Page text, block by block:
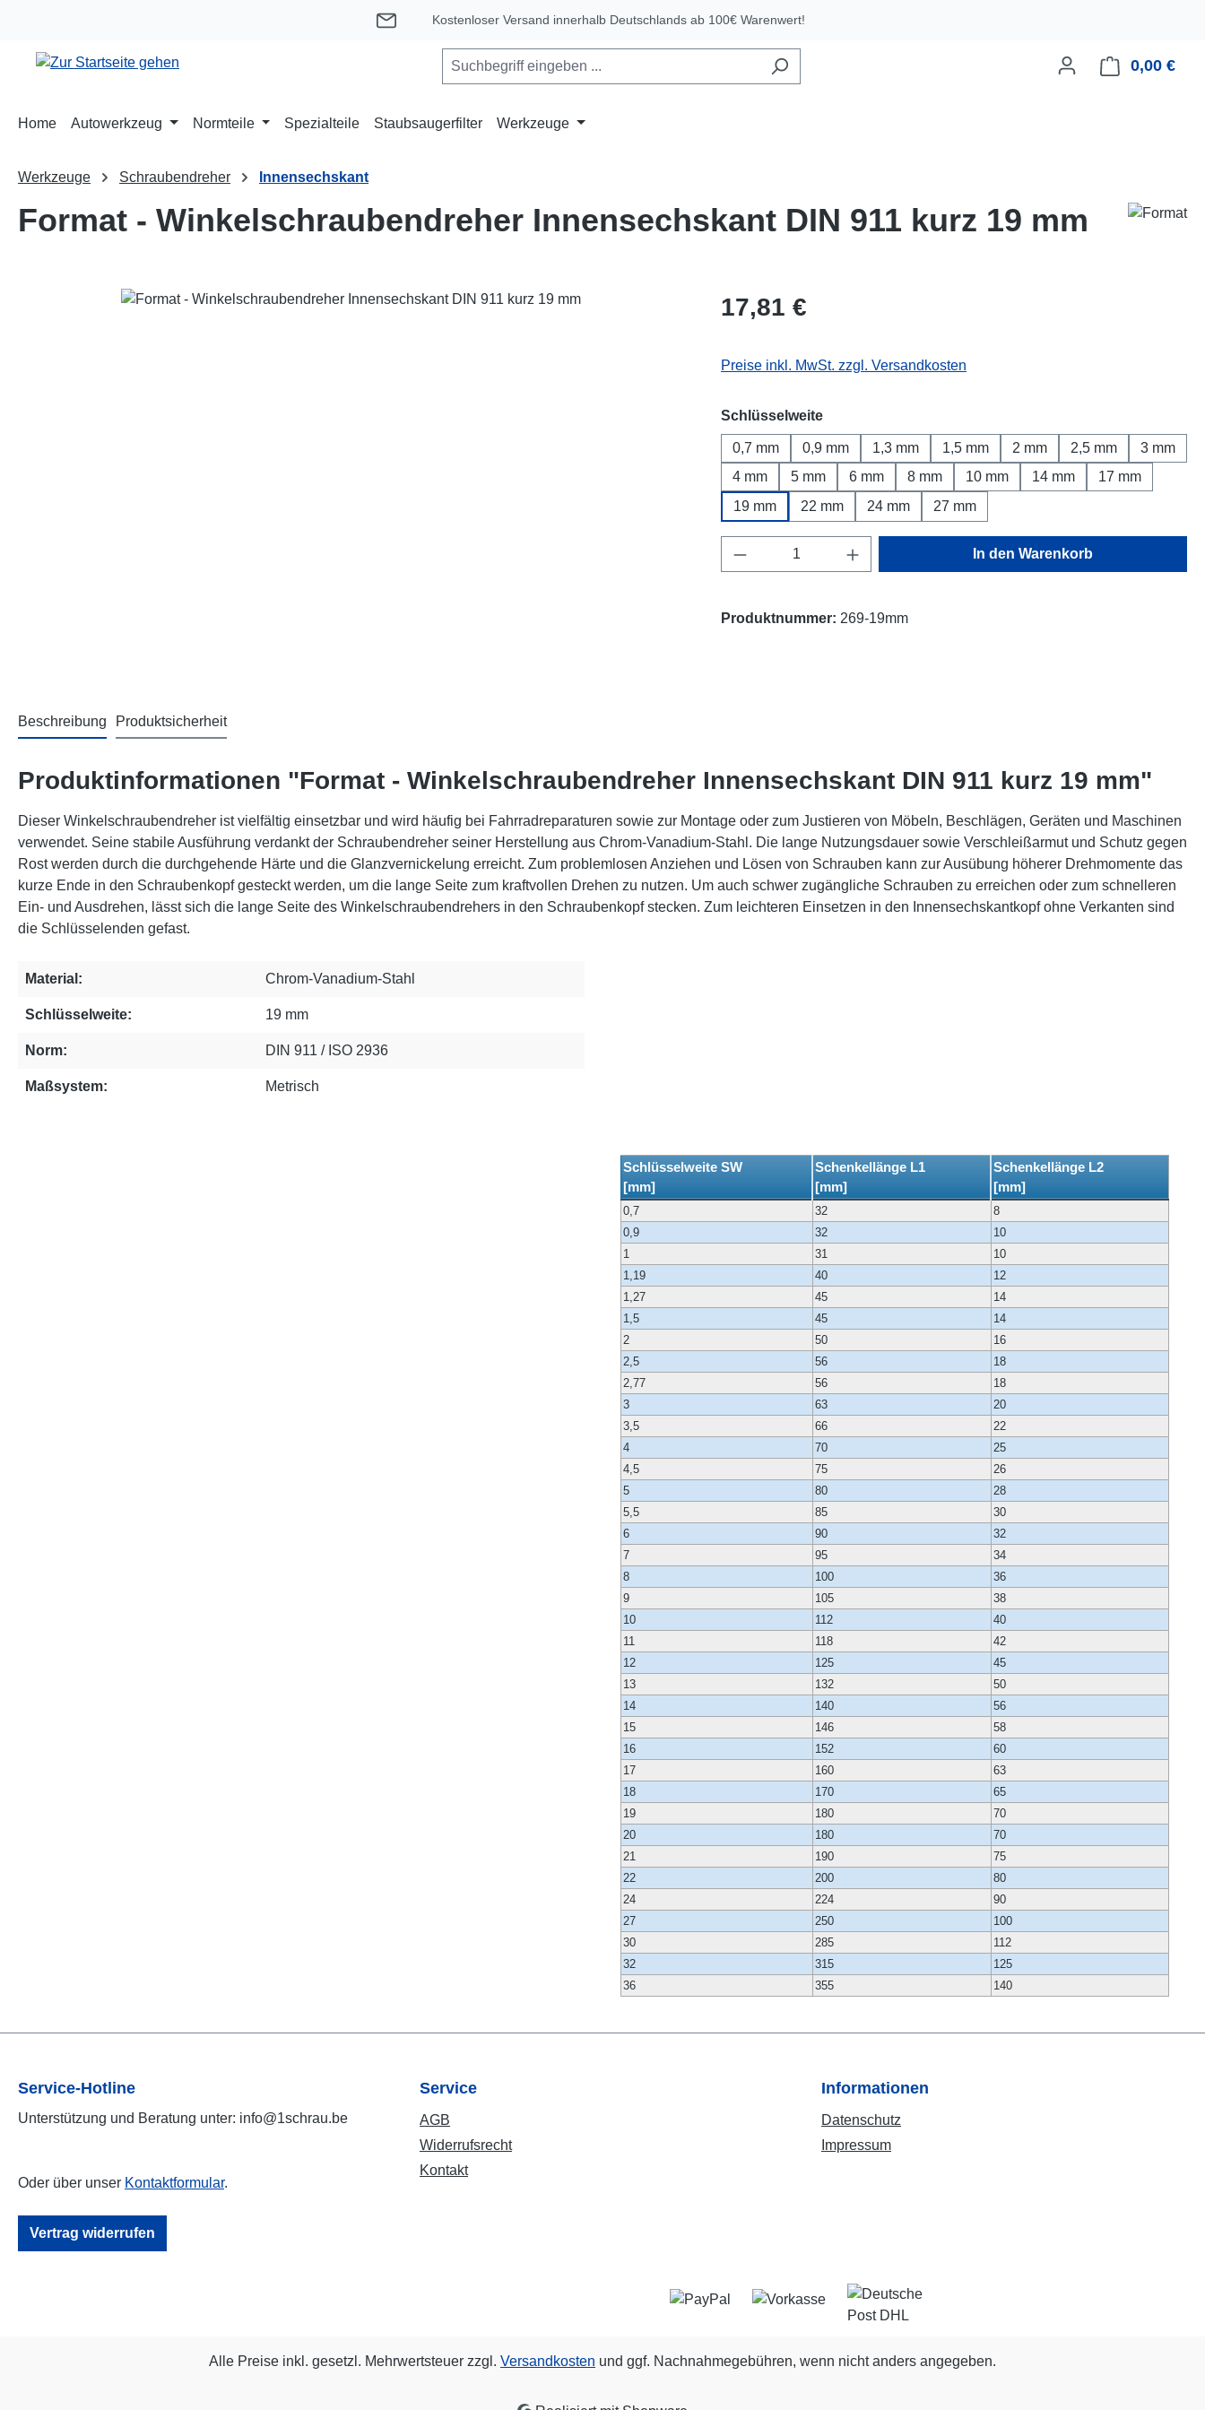
Kostenloser Versand innerhalb Deutschlands ab 100€ Warenwert!
0,00 €
Home Autowerkzeug Normteile Spezialteile Staubsaugerfilter Werkzeuge
Werkzeuge Schraubendreher Innensechskant
Format - Winkelschraubendreher Innensechskant DIN 911 kurz 19 mm
Bildergalerie überspringen Regulärer Preis:
17,81 €
Preise inkl. MwSt. zzgl. Versandkosten
Schlüsselweiteauswählen
0,7 mm 0,9 mm 1,3 mm 1,5 mm 2 mm 2,5 mm
3 mm
4 mm
5 mm 6 mm 8 mm 10 mm 14 mm
17 mm
19 mm
22 mm 24 mm 27 mm
Produkt Anzahl: Gib den gewünschten Wert ein
In den Warenkorb
Produktnummer: 269-19mm
Beschreibung Produktsicherheit
Produktinformationen "Format - Winkelschraubendreher Innensechskant DIN 911 kurz 19 mm"
Dieser Winkelschraubendreher ist vielfältig einsetzbar und wird häufig bei Fahrradreparaturen sowie zur Montage oder zum Justieren von Möbeln, Beschlägen, Geräten und Maschinen
verwendet. Seine stabile Ausführung verdankt der Schraubendreher seiner Herstellung aus Chrom-Vanadium-Stahl. Die lange Nutzungsdauer sowie Verschleißarmut und Schutz gegen
Rost werden durch die durchgehende Härte und die Glanzvernickelung erreicht. Zum problemlosen Anziehen und Lösen von Schrauben kann zur Ausübung höherer Drehmomente das
kurze Ende in den Schraubenkopf gesteckt werden, um die lange Seite zum kraftvollen Drehen zu nutzen. Um auch schwer zugängliche Schrauben zu erreichen oder zum schnelleren
Ein- und Ausdrehen, lässt sich die lange Seite des Winkelschraubendrehers in den Schraubenkopf stecken. Zum leichteren Einsetzen in den Innensechskantkopf ohne Verkanten sind
die Schlüsselenden gefast.
Material: Chrom-Vanadium-Stahl
Schlüsselweite: 19 mm
Norm: DIN 911 / ISO 2936
Maßsystem: Metrisch
Schlüsselweite SW
[mm]
Schenkellänge L1
[mm]
Schenkellänge L2
[mm]
0,7 32
8
0,9
32
10
1
31
10
1,19
40
12
1,27
45
14
1,5
45
14
2
50
16
2,5
56
18
2,77
56
18
3
63
20
3,5
66
22
4
70
25
4,5
75
26
5
80
28
5,5
85
30
6
90
32
7
95
34
8
100
36
9
105
38
10
112
40
11
118
42
12
125
45
13
132
50
14
140
56
15
146
58
16
152
60
17
160
63
18
170
65
19
180
70
20
180
70
21
190
75
22
200
80
24
224
90
27
250
100
30
285
112
32
315
125
36
355 140
Service-Hotline
Unterstützung und Beratung unter: info@1schrau.be
Oder über unser Kontaktformular.
Vertrag widerrufen
Service
AGB
Widerrufsrecht
Kontakt
Informationen
Datenschutz
Impressum
Alle Preise inkl. gesetzl. Mehrwertsteuer zzgl. Versandkosten und ggf. Nachnahmegebühren, wenn nicht anders angegeben.